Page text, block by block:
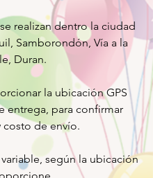
realizan dentro la ciudad
Samborondón, Vía a la
Duran.
la ubicación GPS
entrega, para confirmar
costo de envío.
según la ubicación